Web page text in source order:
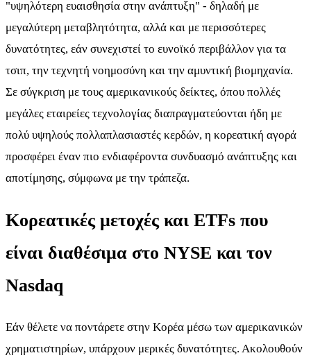
"υψηλότερη ευαισθησία στην ανάπτυξη" - δηλαδή με
μεγαλύτερη μεταβλητότητα, αλλά και με περισσότερες
δυνατότητες, εάν συνεχιστεί το ευνοϊκό περιβάλλον για τα
τσιπ, την τεχνητή νοημοσύνη και την αμυντική βιομηχανία.
Σε σύγκριση με τους αμερικανικούς δείκτες, όπου πολλές
μεγάλες εταιρείες τεχνολογίας διαπραγματεύονται ήδη με
πολύ υψηλούς πολλαπλασιαστές κερδών, η κορεατική αγορά
προσφέρει έναν πιο ενδιαφέροντα συνδυασμό ανάπτυξης και
αποτίμησης, σύμφωνα με την τράπεζα.
Κορεατικές μετοχές και ETFs που
είναι διαθέσιμα στο NYSE και τον
Nasdaq
Εάν θέλετε να ποντάρετε στην Κορέα μέσω των αμερικανικών
χρηματιστηρίων, υπάρχουν μερικές δυνατότητες. Ακολουθούν